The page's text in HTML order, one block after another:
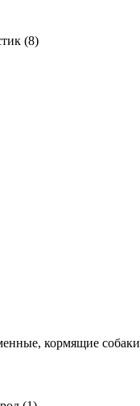
(8)
кормящие собаки